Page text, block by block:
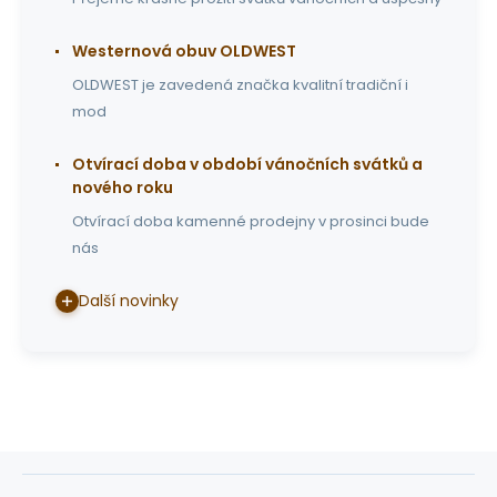
Westernová obuv OLDWEST
OLDWEST je zavedená značka kvalitní tradiční i
mod
Otvírací doba v období vánočních svátků a
nového roku
Otvírací doba kamenné prodejny v prosinci bude
nás
Další novinky